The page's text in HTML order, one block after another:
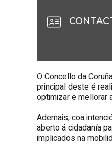
O Concello da
principal deste é
optimizar e mellorar
Ademais, coa
aberto á cidadanía
implicados na